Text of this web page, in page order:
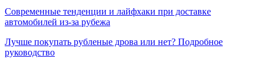
Современные тенденции и лайфхаки при доставке
автомобилей из-за рубежа
Лучше покупать рубленые дрова или нет? Подробное
руководство